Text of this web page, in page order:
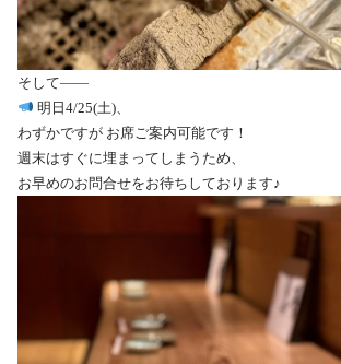
そして——
明日4/25(土)、
わずかですが お席ご案内可能です！
週末はすぐに埋まってしまうため、
お早めのお問合せをお待ちしております♪